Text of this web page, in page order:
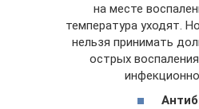
на месте
температура уходят.
нельзя принимать
острых